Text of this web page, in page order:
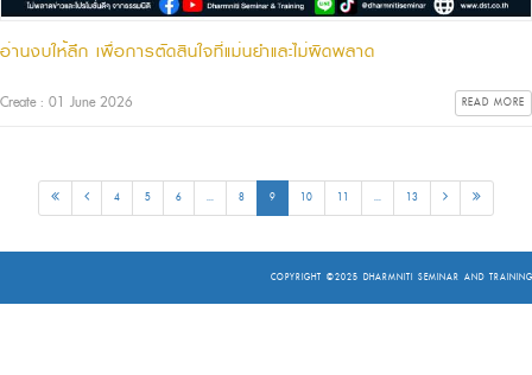
อ่านงบให้ลึก เพื่อการตัดสินใจที่แม่นยำและไม่ผิดพลาด
Create : 01 June 2026 READ MORE
4 5 6 ... 8 9 10 11 ... 13
COPYRIGHT ©2025 DHARMNITI SEMINAR AND